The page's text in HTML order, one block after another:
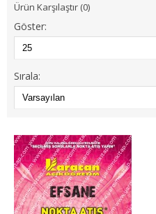
2. SINIF 3. YARIYIL
3. SINIF 5. YARIYIL
4. SINIF 7. YARIYIL
4. SINIF 8. YARIYIL
İKTİSAT
Ürün Karşılaştır (0)
Göster:
Sırala: